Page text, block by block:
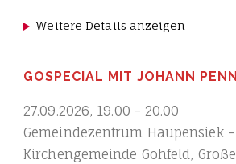
Weitere Details anzeigen
GOSPECIAL MIT JOHANN
27.09.2026, 19.00 -20.00
Gemeindezentrum Haupensiek -
Kirchengemeinde Gohfeld,